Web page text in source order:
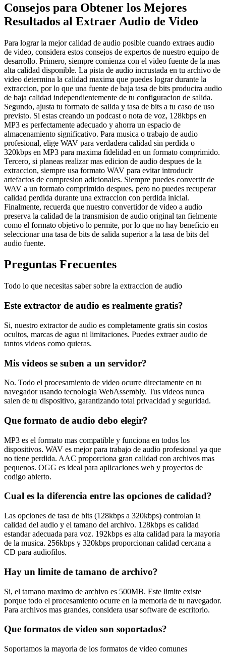
Consejos para Obtener los Mejores
Resultados al Extraer Audio de Video
Para lograr la mejor calidad de audio posible cuando extraes audio
de video, considera estos consejos de expertos de nuestro equipo de
desarrollo. Primero, siempre comienza con el video fuente de la mas
alta calidad disponible. La pista de audio incrustada en tu archivo de
video determina la calidad maxima que puedes lograr durante la
extraccion, por lo que una fuente de baja tasa de bits producira audio
de baja calidad independientemente de tu configuracion de salida.
Segundo, ajusta tu formato de salida y tasa de bits a tu caso de uso
previsto. Si estas creando un podcast o nota de voz, 128kbps en
MP3 es perfectamente adecuado y ahorra un espacio de
almacenamiento significativo. Para musica o trabajo de audio
profesional, elige WAV para verdadera calidad sin perdida o
320kbps en MP3 para maxima fidelidad en un formato comprimido.
Tercero, si planeas realizar mas edicion de audio despues de la
extraccion, siempre usa formato WAV para evitar introducir
artefactos de compresion adicionales. Siempre puedes convertir de
WAV a un formato comprimido despues, pero no puedes recuperar
calidad perdida durante una extraccion con perdida inicial.
Finalmente, recuerda que nuestro convertidor de video a audio
preserva la calidad de la transmision de audio original tan fielmente
como el formato objetivo lo permite, por lo que no hay beneficio en
seleccionar una tasa de bits de salida superior a la tasa de bits del
audio fuente.
Preguntas Frecuentes
Todo lo que necesitas saber sobre la extraccion de audio
Este extractor de audio es realmente gratis?
Si, nuestro extractor de audio es completamente gratis sin costos
ocultos, marcas de agua ni limitaciones. Puedes extraer audio de
tantos videos como quieras.
Mis videos se suben a un servidor?
No. Todo el procesamiento de video ocurre directamente en tu
navegador usando tecnologia WebAssembly. Tus videos nunca
salen de tu dispositivo, garantizando total privacidad y seguridad.
Que formato de audio debo elegir?
MP3 es el formato mas compatible y funciona en todos los
dispositivos. WAV es mejor para trabajo de audio profesional ya que
no tiene perdida. AAC proporciona gran calidad con archivos mas
pequenos. OGG es ideal para aplicaciones web y proyectos de
codigo abierto.
Cual es la diferencia entre las opciones de calidad?
Las opciones de tasa de bits (128kbps a 320kbps) controlan la
calidad del audio y el tamano del archivo. 128kbps es calidad
estandar adecuada para voz. 192kbps es alta calidad para la mayoria
de la musica. 256kbps y 320kbps proporcionan calidad cercana a
CD para audiofilos.
Hay un limite de tamano de archivo?
Si, el tamano maximo de archivo es 500MB. Este limite existe
porque todo el procesamiento ocurre en la memoria de tu navegador.
Para archivos mas grandes, considera usar software de escritorio.
Que formatos de video son soportados?
Soportamos la mayoria de los formatos de video comunes